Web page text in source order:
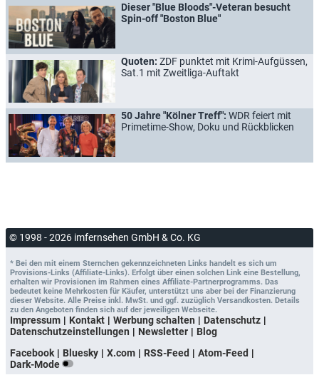
Dieser "Blue Bloods"-Veteran besucht
Spin-off "Boston Blue"
Quoten: ZDF punktet mit Krimi-Aufgüssen,
Sat.1 mit Zweitliga-Auftakt
50 Jahre "Kölner Treff": WDR feiert mit
Primetime-Show, Doku und Rückblicken
© 1998 - 2026 imfernsehen GmbH & Co. KG
* Bei den mit einem Sternchen gekennzeichneten Links handelt es sich um
Provisions-Links (Affiliate-Links). Erfolgt über einen solchen Link eine Bestellung,
erhalten wir Provisionen im Rahmen eines Affiliate-Partnerprogramms. Das
bedeutet keine Mehrkosten für Käufer, unterstützt uns aber bei der Finanzierung
dieser Website. Alle Preise inkl. MwSt. und ggf. zuzüglich Versandkosten. Details
zu den Angeboten finden sich auf der jeweiligen Webseite.
Impressum Kontakt Werbung schalten
Datenschutz
Datenschutzeinstellungen
Newsletter
Blog
Facebook
Bluesky X.com RSS-Feed
Atom-Feed
Dark-Mode